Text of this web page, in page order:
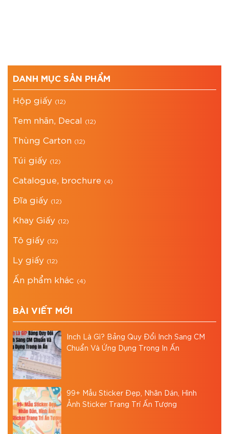
DANH MỤC SẢN PHẨM
Hộp giấy (12)
Tem nhãn, Decal (12)
Thùng Carton (12)
Túi giấy (12)
Catalogue, brochure (4)
Đĩa giấy (12)
Khay Giấy (12)
Tô giấy (12)
Ly giấy (12)
Ấn phẩm khác (4)
BÀI VIẾT MỚI
Inch Là Gì? Bảng Quy Đổi Inch Sang CM
Chuẩn Và Ứng Dụng Trong In Ấn
99+ Mẫu Sticker Đẹp, Nhãn Dán, Hình
Ảnh Sticker Trang Trí Ấn Tượng